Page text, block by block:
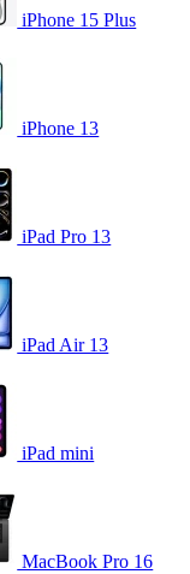
iPhone 15 Plus
iPhone 13
iPad Pro 13
iPad Air 13
iPad mini
MacBook Pro 16